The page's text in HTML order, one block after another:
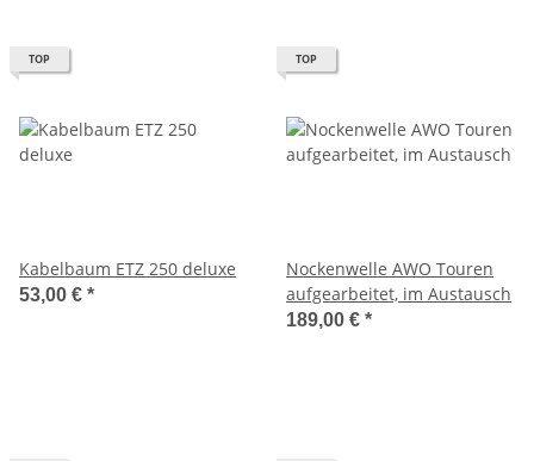
TOP
Kabelbaum ETZ 250 deluxe
53,00 € *
TOP
Nockenwelle AWO Touren
aufgearbeitet, im Austausch
189,00 € *